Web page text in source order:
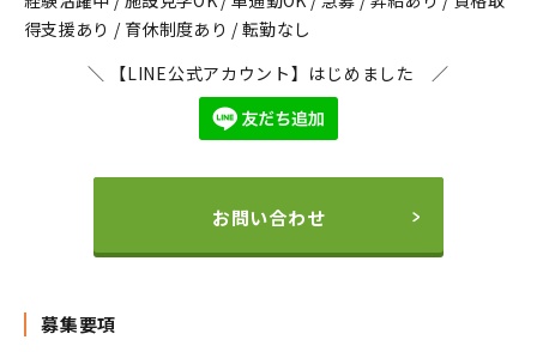
得支援あり / 育休制度あり / 転勤なし
＼ 【LINE公式アカウント】はじめました ／
お問い合わせ
募集要項